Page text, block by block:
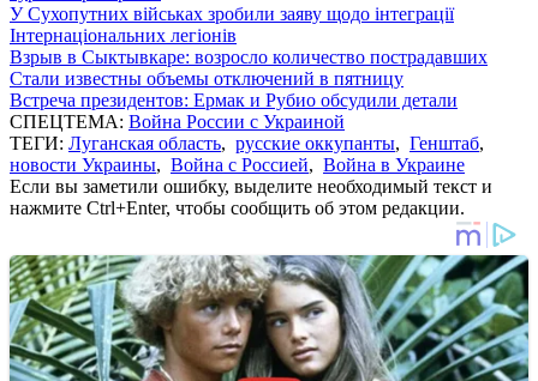
У Сухопутних військах зробили заяву щодо інтеграції
Інтернаціональних легіонів
Взрыв в Сыктывкаре: возросло количество пострадавших
Стали известны объемы отключений в пятницу
Встреча президентов: Ермак и Рубио обсудили детали
СПЕЦТЕМА: Война России с Украиной
ТЕГИ: Луганская область, русские оккупанты, Генштаб,
новости Украины, Война с Россией, Война в Украине
Если вы заметили ошибку, выделите необходимый текст и
нажмите Ctrl+Enter, чтобы сообщить об этом редакции.